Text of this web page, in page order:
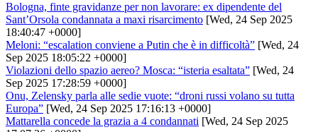
Bologna, finte gravidanze per non lavorare: ex dipendente del
Sant’Orsola condannata a maxi risarcimento [Wed, 24 Sep 2025
18:40:47 +0000]
Meloni: “escalation conviene a Putin che è in difficoltà” [Wed, 24
Sep 2025 18:05:22 +0000]
Violazioni dello spazio aereo? Mosca: “isteria esaltata” [Wed, 24
Sep 2025 17:28:59 +0000]
Onu, Zelensky parla alle sedie vuote: “droni russi volano su tutta
Europa” [Wed, 24 Sep 2025 17:16:13 +0000]
Mattarella concede la grazia a 4 condannati [Wed, 24 Sep 2025